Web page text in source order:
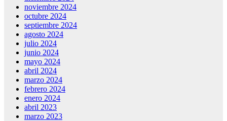
noviembre 2024
octubre 2024
septiembre 2024
agosto 2024
julio 2024
junio 2024
mayo 2024
abril 2024
marzo 2024
febrero 2024
enero 2024
abril 2023
marzo 2023